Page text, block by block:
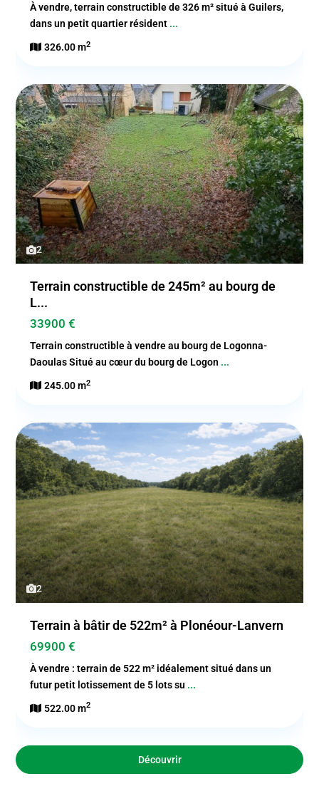
À vendre, terrain constructible de 326 m² situé à Guilers,
dans un petit quartier résident ...
326.00 m2
2
Terrain constructible de 245m² au bourg de
L...
33900 €
Terrain constructible à vendre au bourg de Logonna-
Daoulas Situé au cœur du bourg de Logon ...
245.00 m2
2
Terrain à bâtir de 522m² à Plonéour-Lanvern
69900 €
À vendre : terrain de 522 m² idéalement situé dans un
futur petit lotissement de 5 lots su ...
522.00 m2
Découvrir